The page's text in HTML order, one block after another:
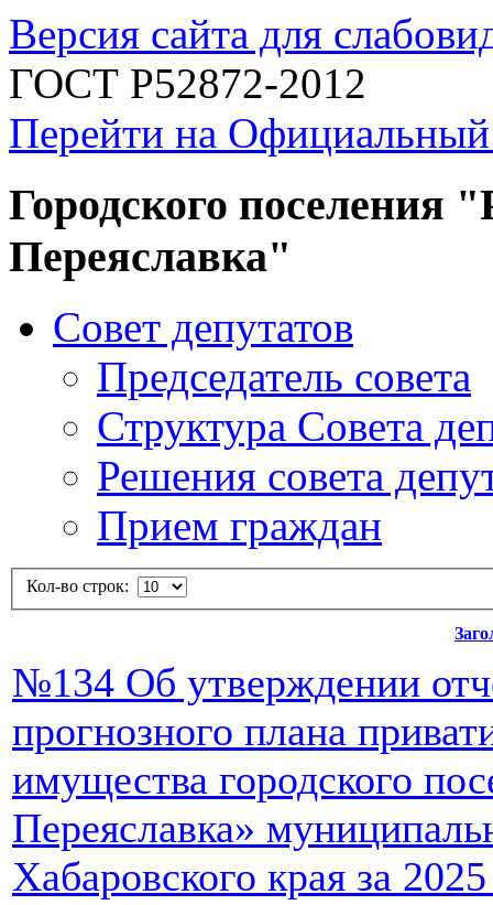
Версия сайта для
ГОСТ Р52872-2012
Перейти на
Городского поселения
Переяславка"
Совет депутатов
Председатель совета
Структура Совета
Решения совета
Прием граждан
Кол-во строк:
№134 Об утверждении
прогнозного плана
имущества городского
Переяславка»
Хабаровского края за